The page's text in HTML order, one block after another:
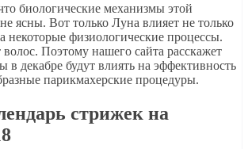
биологические механизмы этой
ясны. Вот только Луна влияет не только
некоторые физиологические процессы.
Поэтому нашего сайта расскажет
декабре будут влиять на эффективность
парикмахерские процедуры.
стрижек на